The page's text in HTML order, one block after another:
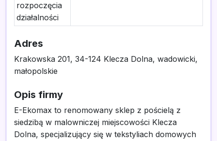
rozpoczęcia
działalności
Adres
Krakowska 201, 34-124 Klecza Dolna, wadowicki,
małopolskie
Opis firmy
E-Ekomax to renomowany sklep z pościelą z
siedzibą w malowniczej miejscowości Klecza
Dolna, specjalizujący się w tekstyliach domowych